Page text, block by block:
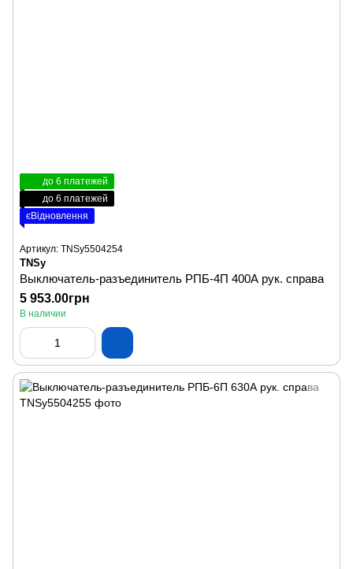
до 6 платежей
до 6 платежей
єВідновлення
Артикул: TNSy5504254
TNSy
Выключатель-разъединитель РПБ-4П 400А рук. справа
5 953.00грн
В наличии